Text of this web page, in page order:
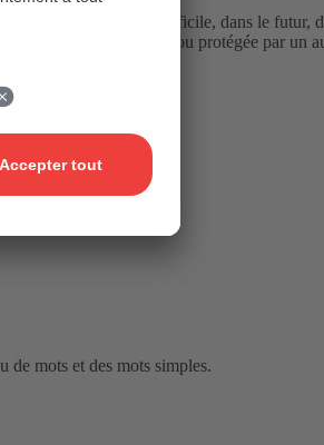
être de plus en plus difficile, dans le futur,
par l’IA (non protégée, ou protégée par un
de mots et des mots simples.